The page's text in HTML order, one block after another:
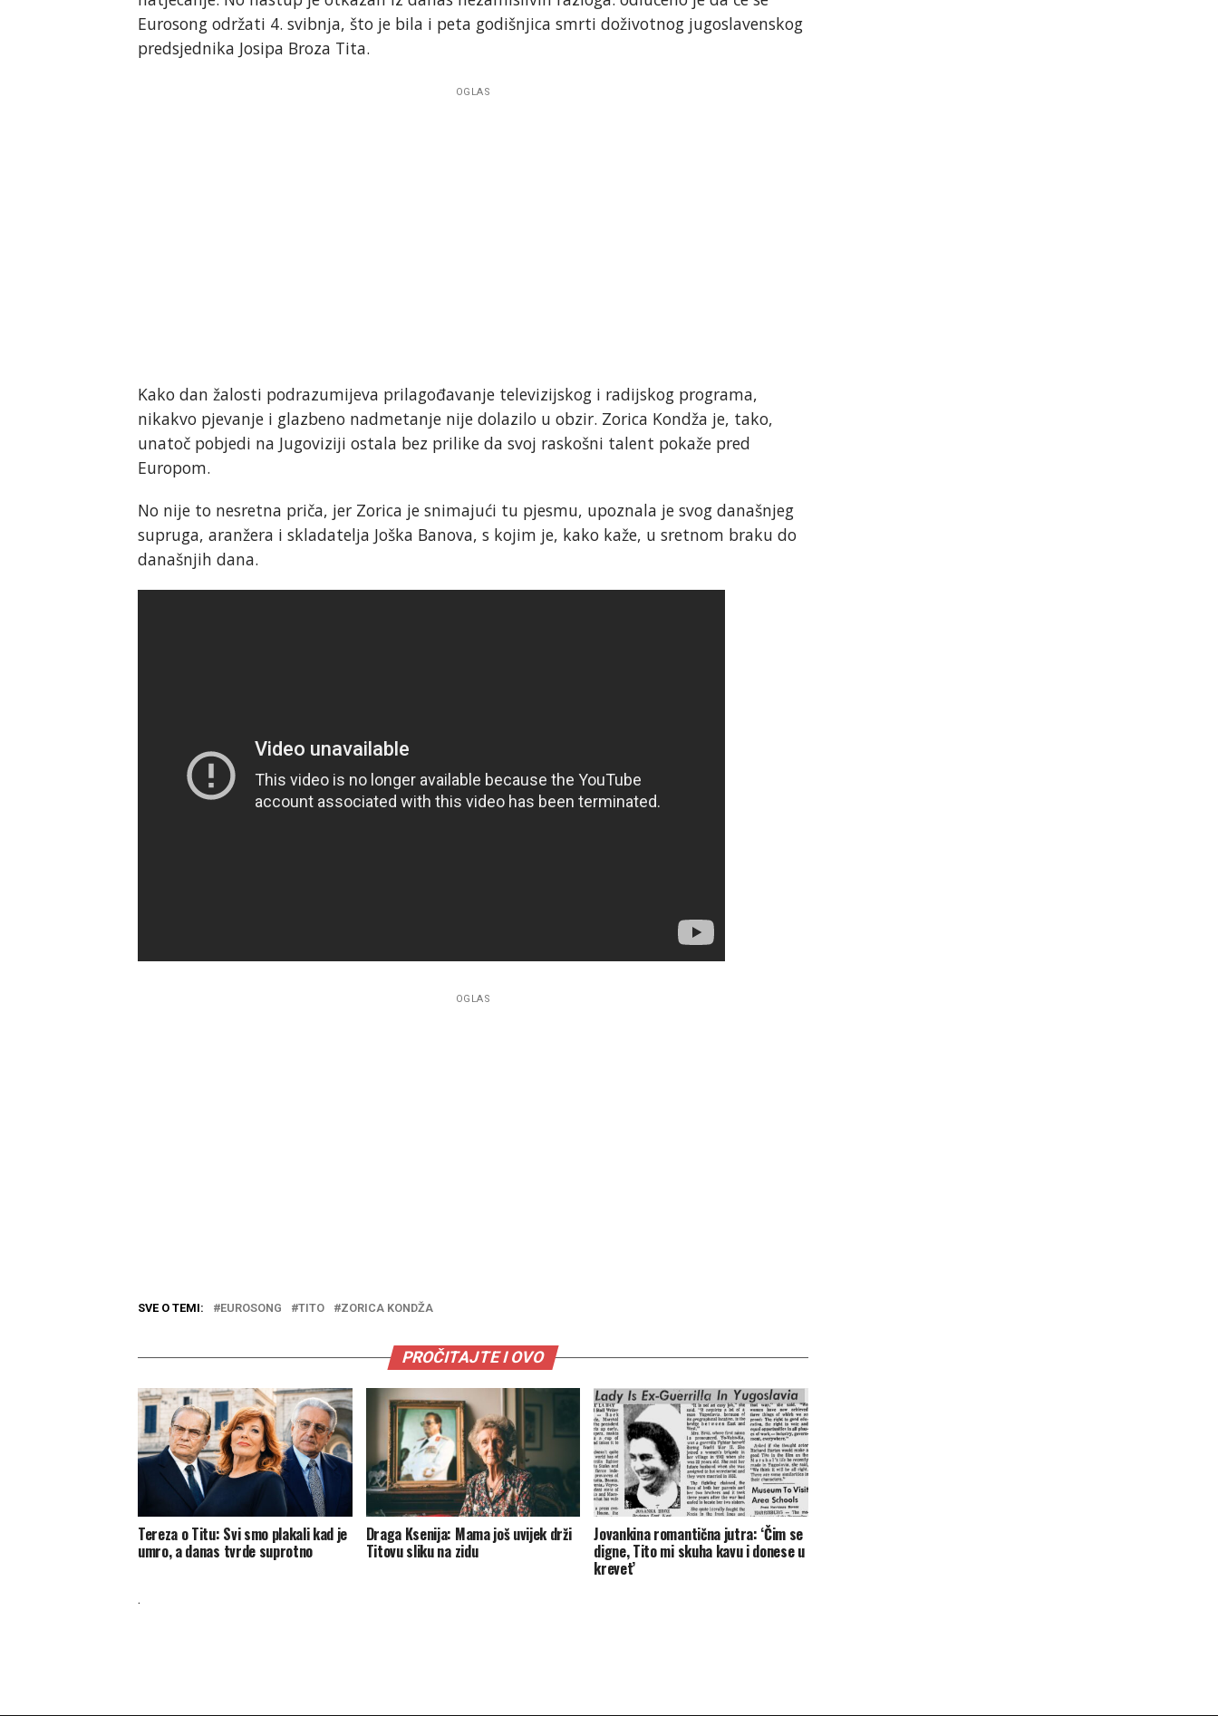
Eurosong održati 4. svibnja, što je bila i peta godišnjica smrti doživotnog jugoslavenskog
predsjednika Josipa Broza Tita.
OGLAS
Kako dan žalosti podrazumijeva prilagođavanje televizijskog i radijskog programa,
nikakvo pjevanje i glazbeno nadmetanje nije dolazilo u obzir. Zorica Kondža je, tako,
unatoč pobjedi na Jugoviziji ostala bez prilike da svoj raskošni talent pokaže pred
Europom.
No nije to nesretna priča, jer Zorica je snimajući tu pjesmu, upoznala je svog današnjeg
supruga, aranžera i skladatelja Joška Banova, s kojim je, kako kaže, u sretnom braku do
današnjih dana.
OGLAS
SVE O TEMI: EUROSONG TITO ZORICA KONDŽA
PROČITAJTE I OVO
Tereza o Titu: Svi smo plakali kad je
umro, a danas tvrde suprotno
Draga Ksenija: Mama još uvijek drži
Titovu sliku na zidu
Jovankina romantična jutra: ‘Čim se
digne, Tito mi skuha kavu i donese u
krevet’
.